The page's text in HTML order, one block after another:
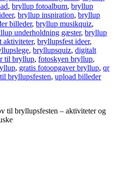
,bryllup fotoalbum,bryllup
,bryllup inspiration,bryllup
billeder,bryllup musikquiz,
underholdning gæster,bryllup
aktiviteter,bryllupsfest ideer,
,bryllupsquiz,digitalt
til bryllup,fotoskyen bryllup,
, gratis fotoopgaver bryllup,qr
bryllupsfesten,upload billeder
til bryllupsfesten – aktiviteter og